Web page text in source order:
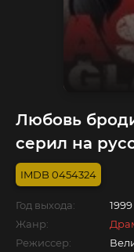
Любовь
серил на
0454324
Год выхода: 1999
Жанр:
Режиссер: